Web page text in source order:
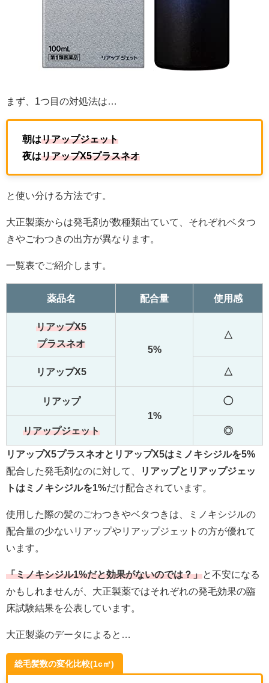
まず、1つ目の対処法は…
朝はリアップジェット
夜はリアップX5プラスネオ
と使い分ける方法です。
大正製薬からは発毛剤が数種類出ていて、それぞれベタつ
きやごわつきの出方が異なります。
一覧表でご紹介します。
薬品名 配合量 使用感
リアップX5
プラスネオ
5%
△
リアップX5 △
リアップ
1%
◯
リアップジェット ◎
リアップX5プラスネオとリアップX5はミノキシジルを5%
配合した発毛剤なのに対して、
リアップとリアップジェッ
トはミノキシジルを1%だけ配合されています。
使用した際の髪のごわつきやベタつきは、ミノキシジルの
配合量の少ないリアップやリアップジェットの方が優れて
います。
「ミノキシジル1%だと効果がないのでは？」と不安になる
かもしれませんが、大正製薬ではそれぞれの発毛効果の臨
床試験結果を公表しています。
大正製薬のデータによると…
総毛髪数の変化比較(1c㎡)